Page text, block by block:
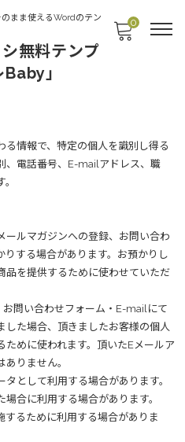
まま使えるWordのテン
無料テンプ
」
0
情報で、特定の個人を識別し得る
、電話番号、E-mailアドレス、職
ールマガジンへの登録、お問い合わ
する場合があります。お預かりし
品を提供するために使わせていただ
問い合わせフォーム・E-mailにて
した場合、頂きましたお客様の個人
めに使われます。頂いたEメールア
ありません。
として利用する場合があります。
合に利用する場合があります。
するために利用する場合がありま